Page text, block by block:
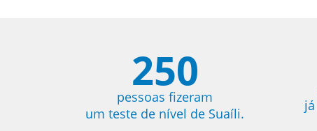
250
pessoas fizeram
um teste de nível de Suaíli.